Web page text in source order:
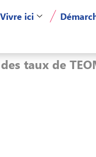
Vivre ici
taux de